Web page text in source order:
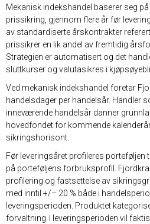
Mekanisk indekshandel baserer seg
prissikring, gjennom flere år før
av standardiserte årskontrakter
prissikrer en lik andel av fremtidig
Strategien er automatisert og det
sluttkurser og valutasikres i
Ved mekanisk indekshandel foretar
handelsdager per handelsår. Handler
inneværende handelsår danner
hovedfondet for kommende
sikringshorisont.
Før leveringsåret profileres
på porteføljens forbruksprofil.
profilering og fastsettelse av
med inntil +/– 20 % både i
leveringsperioden. Produktet
forvaltning. I leveringsperioden vil